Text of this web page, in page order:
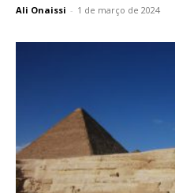
Ali Onaissi - 1 de março de 2024